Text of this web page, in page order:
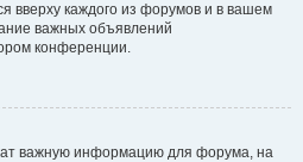
вверху каждого из форумов и в вашем
важных объявлений
конференции.
важную информацию для форума, на